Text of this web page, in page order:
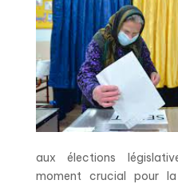
aux élections
moment crucial pour